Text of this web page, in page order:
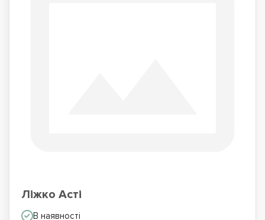
Ліжко Асті
В наявності